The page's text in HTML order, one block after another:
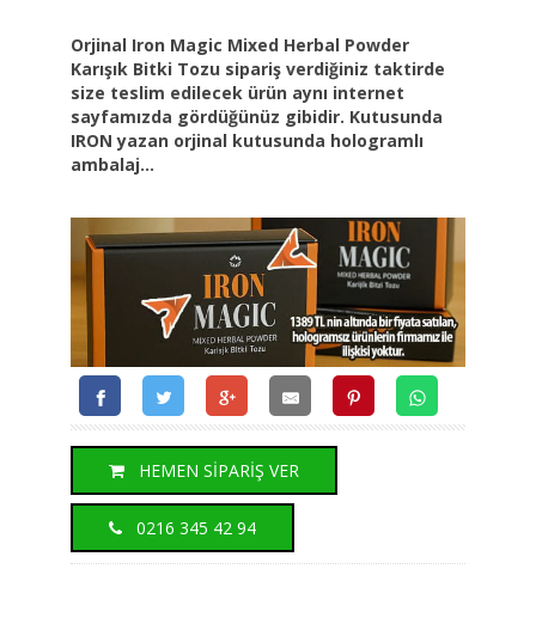
Orjinal Iron Magic Mixed Herbal Powder
Karışık Bitki Tozu sipariş verdiğiniz taktirde
size teslim edilecek ürün aynı internet
sayfamızda gördüğünüz gibidir. Kutusunda
IRON yazan orjinal kutusunda hologramlı
ambalaj...
HEMEN SİPARİŞ VER
0216 345 42 94